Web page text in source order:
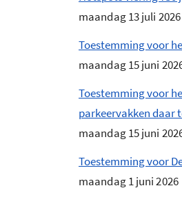
maandag 13 juli 2026
Toestemming voor
maandag 15 juni
Toestemming voor
parkeervakken daar
maandag 15 juni
Toestemming voor
maandag 1 juni 2026